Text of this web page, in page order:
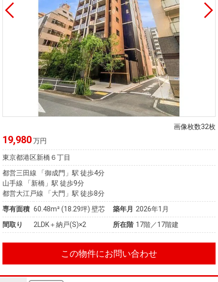
画像枚数32枚
19,980万円
東京都港区新橋６丁目
都営三田線 「御成門」駅 徒歩4分
山手線 「新橋」駅 徒歩9分
都営大江戸線 「大門」駅 徒歩8分
専有面積 60.48m²(18.29坪) 壁芯 築年月 2026年1月
間取り
2LDK＋納戸(S)×2 所在階 17階／17階建
この物件にお問い合わせ